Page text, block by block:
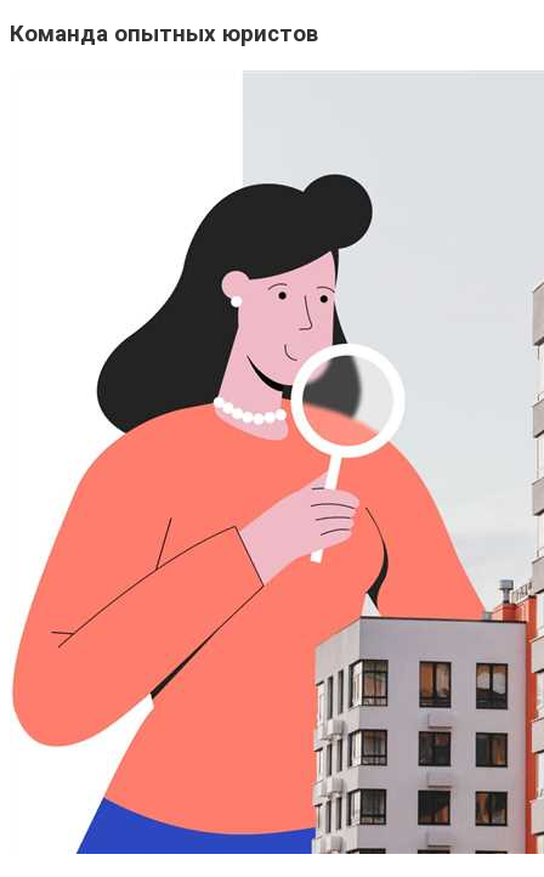
Команда опытных юристов